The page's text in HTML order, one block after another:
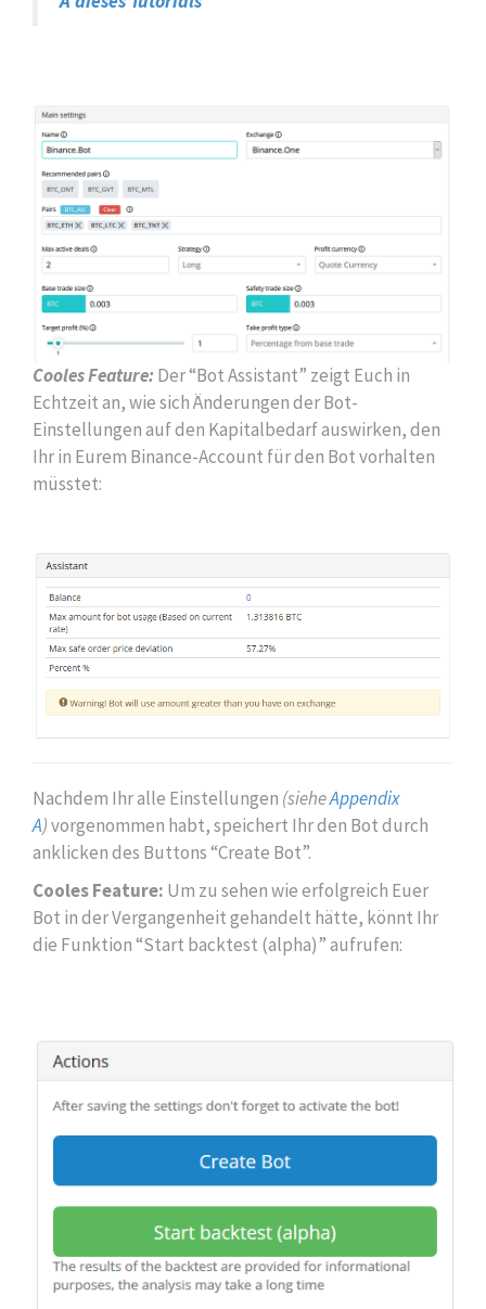
Cooles Feature: Der “Bot Assistant” zeigt Euch in
Echtzeit an, wie sich Änderungen der Bot-
Einstellungen auf den Kapitalbedarf auswirken, den
Ihr in Eurem Binance-Account für den Bot vorhalten
müsstet:
Nachdem Ihr alle Einstellungen (sieheAppendix
A)vorgenommen habt, speichert Ihr den Bot durch
anklicken des Buttons “Create Bot”.
Cooles Feature: Um zu sehen wie erfolgreich Euer
Bot in der Vergangenheit gehandelt hätte, könnt Ihr
die Funktion “Start backtest (alpha)” aufrufen: